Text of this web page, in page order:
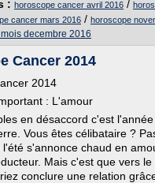
: horoscope cancer avril 2016 /
cancer mars 2016 / horoscope
decembre 2016
Cancer 2014
2014
: L'amour
en désaccord c'est
Vous êtes célibataire ?
s'annonce chaud en
Mais c'est que vers
conclure une relation